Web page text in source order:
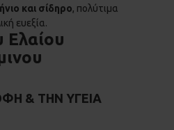
και σίδηρο, πολύτιμα
ευεξία.
Ελαίου
& ΤΗΝ ΥΓΕΊΑ